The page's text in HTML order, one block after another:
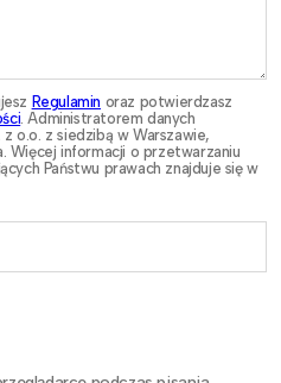
Regulamin oraz potwierdzasz
. Administratorem danych
o.o. z siedzibą w Warszawie,
Więcej informacji o przetwarzaniu
Państwu prawach znajduje się w